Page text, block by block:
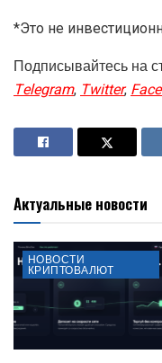
*Это не
Подписывайтесь на
Telegram, Twitter,
Актуальные новости
НОВОСТИ
КРИПТОВАЛЮТ